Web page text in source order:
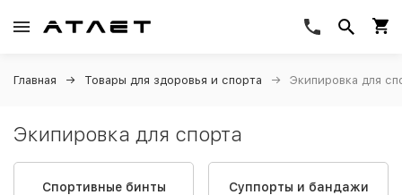
Главная Товары для здоровья и спорта Экипировка для
Экипировка для спорта
Спортивные бинты Суппорты и бандажи